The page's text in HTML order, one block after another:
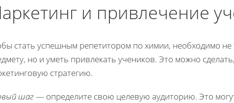
и привлечение
стать успешным репетитором по химии, необходимо не
но и уметь привлекать учеников. Это можно
стратегию.
шаг — определите свою целевую аудиторию. Это